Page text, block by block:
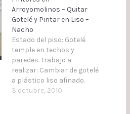
Arroyomolinos – Quitar
Gotelé y Pintar en Liso –
Nacho
Estado del piso: Gotelé
temple en techos y
paredes. Trabajo a
realizar: Cambiar de gotelé
a plástico liso afinado.
Procesos a Realizar:
3 octubre, 2010